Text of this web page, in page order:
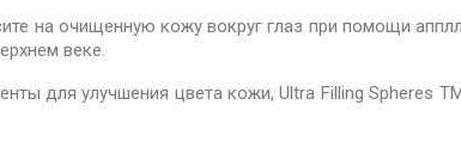
на очищенную кожу вокруг глаз при помощи
веке.
для улучшения цвета кожи,Ultra Filling Spheres